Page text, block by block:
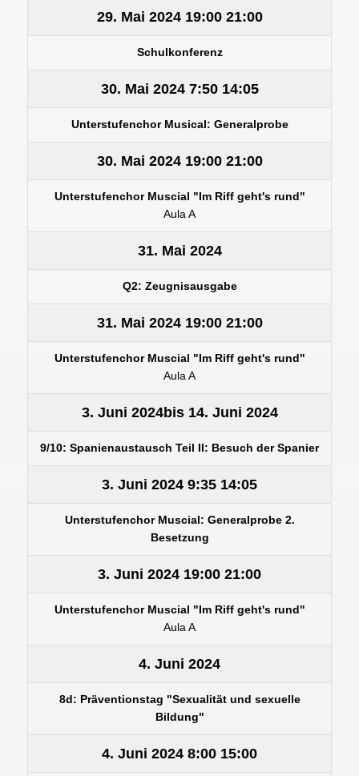
29. Mai 202419:00 21:00
Schulkonferenz
30. Mai 20247:50 14:05
Unterstufenchor Musical: Generalprobe
30. Mai 202419:00 21:00
Unterstufenchor Muscial "Im Riff geht's rund"
Aula A
31. Mai 2024
Q2: Zeugnisausgabe
31. Mai 202419:00 21:00
Unterstufenchor Muscial "Im Riff geht's rund"
Aula A
3. Juni 2024bis 14. Juni 2024
9/10: Spanienaustausch Teil II: Besuch der Spanier
3. Juni 2024 9:35 14:05
Unterstufenchor Muscial: Generalprobe 2.
Besetzung
3. Juni 2024 19:00 21:00
Unterstufenchor Muscial "Im Riff geht's rund"
Aula A
4. Juni 2024
8d: Präventionstag "Sexualität und sexuelle
Bildung"
4. Juni 2024 8:00 15:00